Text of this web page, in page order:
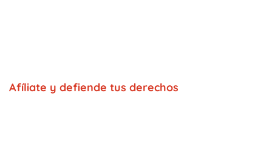
Afíliate y defiende tus derechos